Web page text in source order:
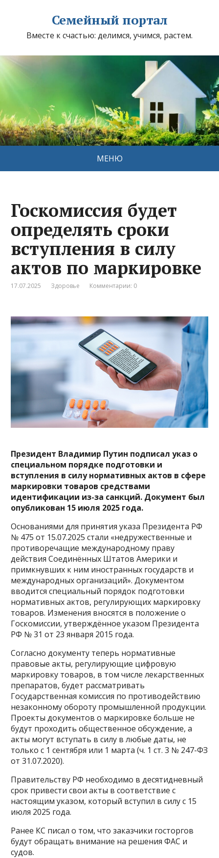
Семейный портал
Вместе к счастью: делимся, учимся, растем.
МЕНЮ
Госкомиссия будет
определять сроки
вступления в силу
актов по маркировке
17.07.2025 Здоровье Комментарии: 0
Президент Владимир Путин подписал указ о
специальном порядке подготовки и
вступления в силу нормативных актов в сфере
маркировки товаров средствами
идентификации из-за санкций. Документ был
опубликован 15 июля 2025 года.
Основаниями для принятия указа Президента РФ
№ 475 от 15.07.2025 стали «недружественные и
противоречащие международному праву
действия Соединённых Штатов Америки и
примкнувших к ним иностранных государств и
международных организаций». Документом
вводится специальный порядок подготовки
нормативных актов, регулирующих маркировку
товаров. Изменения вносятся в положение о
Госкомиссии, утверждённое указом Президента
РФ № 31 от 23 января 2015 года.
Согласно документу теперь нормативные
правовые акты, регулирующие цифровую
маркировку товаров, в том числе лекарственных
препаратов, будет рассматривать
Государственная комиссия по противодействию
незаконному обороту промышленной продукции.
Проекты документов о маркировке больше не
будут проходить общественное обсуждение, а
акты могут вступать в силу в любые даты, не
только с 1 сентября или 1 марта (ч. 1 ст. 3 № 247-ФЗ
от 31.07.2020).
Правительству РФ необходимо в десятидневный
срок привести свои акты в соответствие с
настоящим указом, который вступил в силу с 15
июля 2025 года.
Ранее КС писал о том, что заказчики госторгов
будут обращать внимание на решения ФАС и
судов.